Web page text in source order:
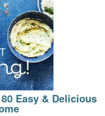
Easy & Delicious